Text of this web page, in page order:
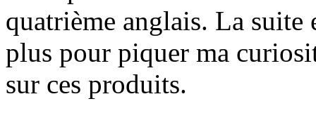
quatrième anglais. La suite
plus pour piquer ma
sur ces produits.